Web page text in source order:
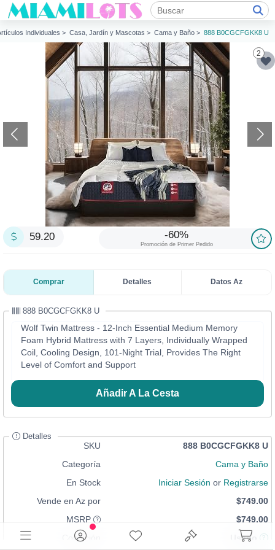
Individuales > Casa, Jardín y Mascotas > Cama y Baño > 888 B0CGCFGKK8 U
2
59.20 -60%
Promoción de Primer Pedido
Comprar Detalles Datos Az
888 B0CGCFGKK8 U
Wolf Twin Mattress - 12-Inch Essential Medium Memory
Foam Hybrid Mattress with 7 Layers, Individually Wrapped
Coil, Cooling Design, 101-Night Trial, Provides The Right
Level of Comfort and Support
Añadir A La Cesta
Detalles
SKU
888 B0CGCFGKK8 U
Categoría
Cama y Baño
En Stock
Iniciar Sesión or Registrarse
Vende en Az por
$749.00
MSRP
$749.00
Condición
Usado